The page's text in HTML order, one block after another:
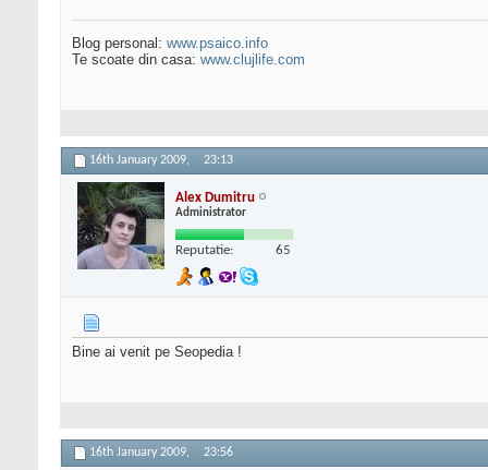
Blog personal: www.psaico.info
Te scoate din casa: www.clujlife.com
16th January 2009, 23:13
Alex Dumitru
Administrator
Reputatie: 65
Bine ai venit pe Seopedia !
16th January 2009, 23:56